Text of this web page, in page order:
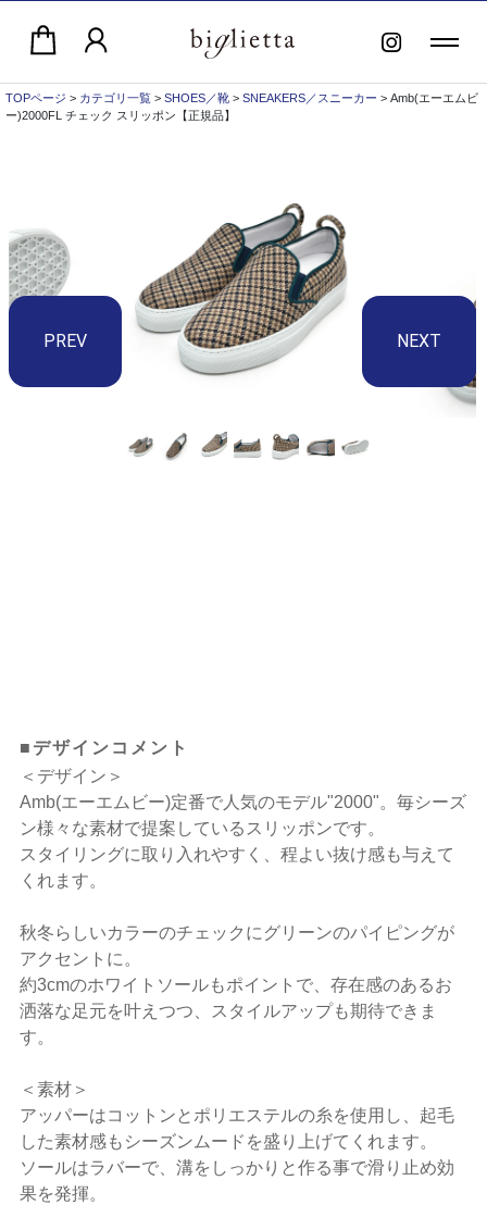
TOPページ > カテゴリ一覧 > SHOES／靴 > SNEAKERS／スニーカー > Amb(エーエムビ
ー)2000FL チェック スリッポン【正規品】
■デザインコメント
＜デザイン＞
Amb(エーエムビー)定番で人気のモデル"2000"。毎シーズ
ン様々な素材で提案しているスリッポンです。
スタイリングに取り入れやすく、程よい抜け感も与えて
くれます。
秋冬らしいカラーのチェックにグリーンのパイピングが
アクセントに。
約3cmのホワイトソールもポイントで、存在感のあるお
洒落な足元を叶えつつ、スタイルアップも期待できま
す。
＜素材＞
アッパーはコットンとポリエステルの糸を使用し、起毛
した素材感もシーズンムードを盛り上げてくれます。
ソールはラバーで、溝をしっかりと作る事で滑り止め効
果を発揮。